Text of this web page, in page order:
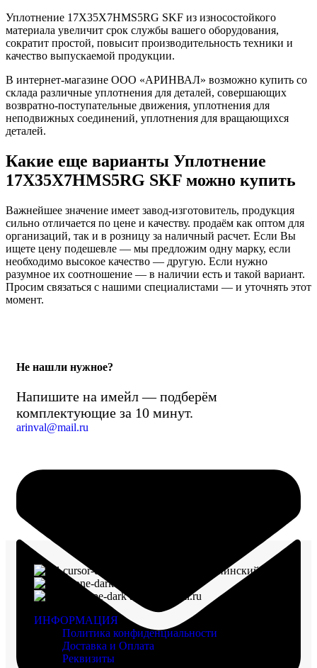
Уплотнение 17X35X7HMS5RG SKF из износостойкого
материала увеличит срок службы вашего оборудования,
сократит простой, повысит производительность техники и
качество выпускаемой продукции.
В интернет-магазине ООО «АРИНВАЛ» возможно купить со
склада различные уплотнения для деталей, совершающих
возвратно-поступательные движения, уплотнения для
неподвижных соединений, уплотнения для вращающихся
деталей.
Какие еще варианты Уплотнение
17X35X7HMS5RG SKF можно купить
Важнейшее значение имеет завод-изготовитель, продукция
сильно отличается по цене и качеству. продаём как оптом для
организаций, так и в розницу за наличный расчет. Если Вы
ищете цену подешевле — мы предложим одну марку, если
необходимо высокое качество — другую. Если нужно
разумное их соотношение — в наличии есть и такой вариант.
Просим связаться с нашими специалистами — и уточнять этот
момент.
Не нашли нужное?
Напишите на имейл — подберём
комплектующие за 10 минут.
arinval@mail.ru
г. Воронеж, пр-кт Ленинский, д. 221
arinval@mail.ru
ИНФОРМАЦИЯ
Политика конфиденциальности
Доставка и Оплата
Реквизиты